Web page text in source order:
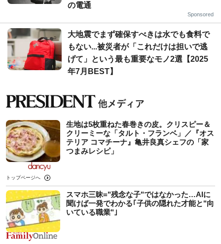
の電通
Sponsored
大地震でまず確保すべきは水でも食料で
もない...被災者が「これだけは担いで逃
げて」という最も重要なモノ2選【2025
年7月BEST】
生地は5枚重ねた春巻きの皮。クリスピー＆
クリーミーな「タルト・フランベ」／『オス
テリア コマチーナ』亀井良真シェフの「家
つまみレシピ」
トップページへ
スマホ三昧="残念な子"ではなかった…AIに
聞けば一発でわかる｢子供の隠れた才能と"向
いている職業"｣